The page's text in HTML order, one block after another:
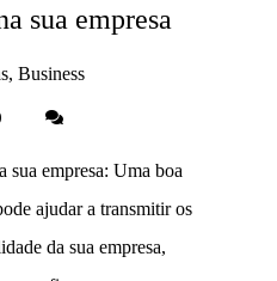
sua empresa
Business
sua empresa: Uma boa
ajudar a transmitir os
da sua empresa,